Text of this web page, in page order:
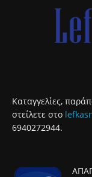
Καταγγελίες,
στείλετε στο
6940272944.